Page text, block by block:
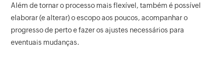
Além de tornar o processo mais flexível, também é possível
elaborar (e alterar) o escopo aos poucos, acompanhar o
progresso de perto e fazer os ajustes necessários para
eventuais mudanças.